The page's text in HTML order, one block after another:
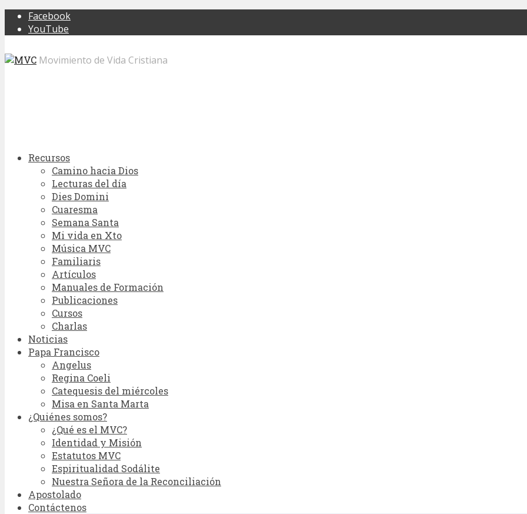
Facebook
YouTube
Movimiento de Vida Cristiana
Recursos
Camino hacia Dios
Lecturas del día
Dies Domini
Cuaresma
Semana Santa
Mi vida en Xto
Música MVC
Familiaris
Artículos
Manuales de Formación
Publicaciones
Cursos
Charlas
Noticias
Papa Francisco
Angelus
Regina Coeli
Catequesis del miércoles
Misa en Santa Marta
¿Quiénes somos?
¿Qué es el MVC?
Identidad y Misión
Estatutos MVC
Espiritualidad Sodálite
Nuestra Señora de la Reconciliación
Apostolado
Contáctenos